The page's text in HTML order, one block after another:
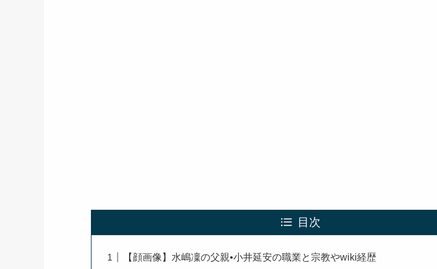
目次
【顔画像】水嶋凜の父親•小井延安の職業と宗教やwiki経歴